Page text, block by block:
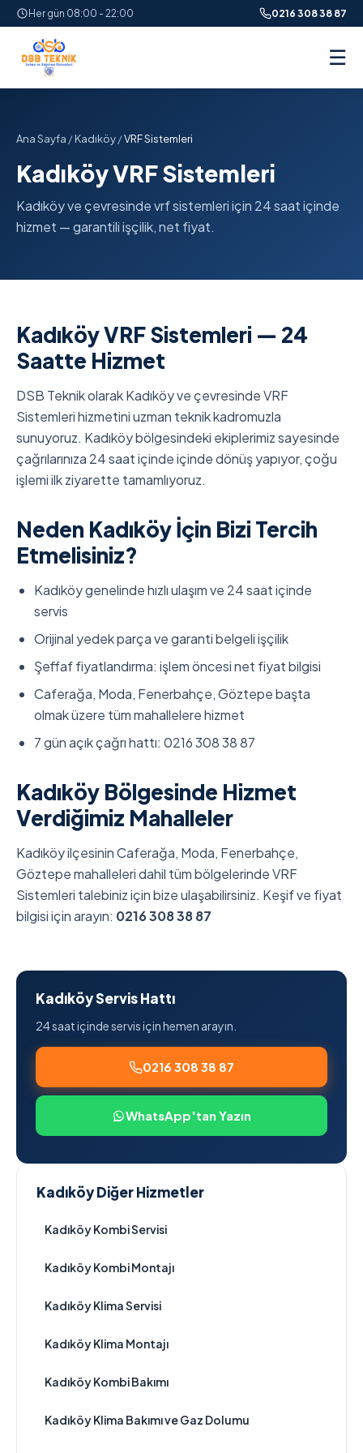
Her gün 08:00 - 22:00 0216 308 38 87
☰
Ana Sayfa /Kadıköy/VRF Sistemleri
Kadıköy VRF Sistemleri
Kadıköy ve çevresinde vrf sistemleri için 24 saat içinde
hizmet — garantili işçilik, net fiyat.
Kadıköy VRF Sistemleri — 24
Saatte Hizmet
DSB Teknik olarak Kadıköy ve çevresinde VRF
Sistemleri hizmetini uzman teknik kadromuzla
sunuyoruz. Kadıköy bölgesindeki ekiplerimiz sayesinde
çağrılarınıza 24 saat içinde içinde dönüş yapıyor, çoğu
işlemi ilk ziyarette tamamlıyoruz.
Neden Kadıköy İçin Bizi Tercih
Etmelisiniz?
Kadıköy genelinde hızlı ulaşım ve 24 saat içinde
servis
Orijinal yedek parça ve garanti belgeli işçilik
Şeffaf fiyatlandırma: işlem öncesi net fiyat bilgisi
Caferağa, Moda, Fenerbahçe, Göztepe başta
olmak üzere tüm mahallelere hizmet
7 gün açık çağrı hattı: 0216 308 38 87
Kadıköy Bölgesinde Hizmet
Verdiğimiz Mahalleler
Kadıköy ilçesinin Caferağa, Moda, Fenerbahçe,
Göztepe mahalleleri dahil tüm bölgelerinde VRF
Sistemleri talebiniz için bize ulaşabilirsiniz. Keşif ve fiyat
bilgisi için arayın: 0216 308 38 87
Kadıköy Servis Hattı
24 saat içinde servis için hemen arayın.
0216 308 38 87
WhatsApp'tan Yazın
Kadıköy Diğer Hizmetler
Kadıköy Kombi Servisi
Kadıköy Kombi Montajı
Kadıköy Klima Servisi
Kadıköy Klima Montajı
Kadıköy Kombi Bakımı
Kadıköy Klima Bakımı ve Gaz Dolumu